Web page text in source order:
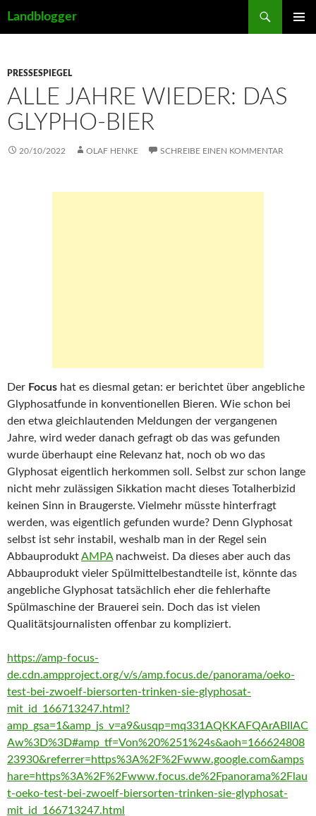
Landblogger
PRESSESPIEGEL
ALLE JAHRE WIEDER: DAS
GLYPHO-BIER
20/10/2022 OLAF HENKE SCHREIBE EINEN KOMMENTAR
Der Focus hat es diesmal getan: er berichtet über angebliche
Glyphosatfunde in konventionellen Bieren. Wie schon bei
den etwa gleichlautenden Meldungen der vergangenen
Jahre, wird weder danach gefragt ob das was gefunden
wurde überhaupt eine Relevanz hat, noch ob wo das
Glyphosat eigentlich herkommen soll. Selbst zur schon lange
nicht mehr zulässigen Sikkation macht dieses Totalherbizid
keinen Sinn in Braugerste. Vielmehr müsste hinterfragt
werden, was eigentlich gefunden wurde? Denn Glyphosat
selbst ist sehr instabil, weshalb man in der Regel sein
AbbauproduktAMPAnachweist. Da dieses aber auch das
Abbauprodukt vieler Spülmittelbestandteile ist, könnte das
angebliche Glyphosat tatsächlich eher die fehlerhafte
Spülmaschine der Brauerei sein. Doch das ist vielen
Qualitätsjournalisten offenbar zu kompliziert.
https://amp-focus-
de.cdn.ampproject.org/v/s/amp.focus.de/panorama/oeko-
test-bei-zwoelf-biersorten-trinken-sie-glyphosat-
mit_id_166713247.html?
amp_gsa=1&amp_js_v=a9&usqp=mq331AQKKAFQArABIIAC
Aw%3D%3D#amp_tf=Von%20%251%24s&aoh=166624808
23930&referrer=https%3A%2F%2Fwww.google.com&amps
hare=https%3A%2F%2Fwww.focus.de%2Fpanorama%2Flau
t-oeko-test-bei-zwoelf-biersorten-trinken-sie-glyphosat-
mit_id_166713247.html